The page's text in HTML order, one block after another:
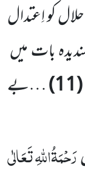
کو اِعتدال
بات میں
(
11
)…بے
رَحْمَۃُاللّٰہِ تَعَالٰی